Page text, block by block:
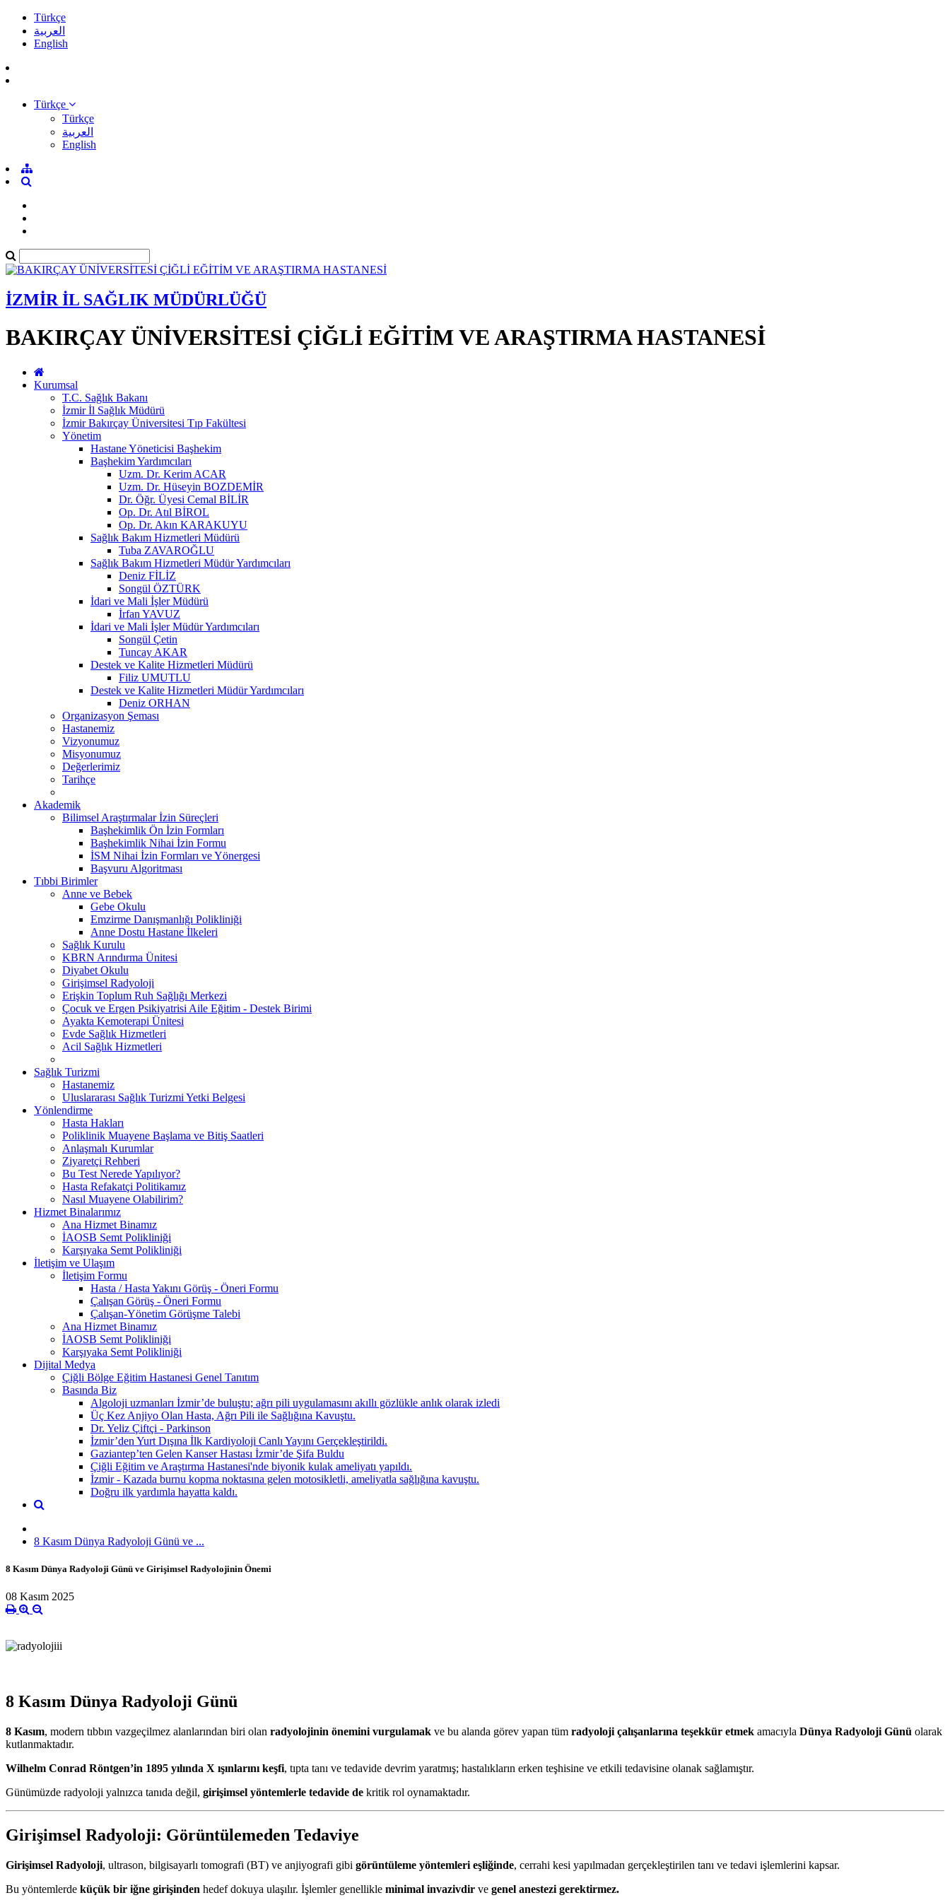
Türkçe
العربية
English
Türkçe
Türkçe
العربية
English
İZMİR İL SAĞLIK MÜDÜRLÜĞÜ
BAKIRÇAY ÜNİVERSİTESİ ÇİĞLİ EĞİTİM VE ARAŞTIRMA HASTANESİ
Kurumsal
T.C. Sağlık Bakanı
İzmir İl Sağlık Müdürü
İzmir Bakırçay Üniversitesi Tıp Fakültesi
Yönetim
Hastane Yöneticisi Başhekim
Başhekim Yardımcıları
Uzm. Dr. Kerim ACAR
Uzm. Dr. Hüseyin BOZDEMİR
Dr. Öğr. Üyesi Cemal BİLİR
Op. Dr. Atıl BİROL
Op. Dr. Akın KARAKUYU
Sağlık Bakım Hizmetleri Müdürü
Tuba ZAVAROĞLU
Sağlık Bakım Hizmetleri Müdür Yardımcıları
Deniz FİLİZ
Songül ÖZTÜRK
İdari ve Mali İşler Müdürü
İrfan YAVUZ
İdari ve Mali İşler Müdür Yardımcıları
Songül Çetin
Tuncay AKAR
Destek ve Kalite Hizmetleri Müdürü
Filiz UMUTLU
Destek ve Kalite Hizmetleri Müdür Yardımcıları
Deniz ORHAN
Organizasyon Şeması
Hastanemiz
Vizyonumuz
Misyonumuz
Değerlerimiz
Tarihçe
Akademik
Bilimsel Araştırmalar İzin Süreçleri
Başhekimlik Ön İzin Formları
Başhekimlik Nihai İzin Formu
İSM Nihai İzin Formları ve Yönergesi
Başvuru Algoritması
Tıbbi Birimler
Anne ve Bebek
Gebe Okulu
Emzirme Danışmanlığı Polikliniği
Anne Dostu Hastane İlkeleri
Sağlık Kurulu
KBRN Arındırma Ünitesi
Diyabet Okulu
Girişimsel Radyoloji
Erişkin Toplum Ruh Sağlığı Merkezi
Çocuk ve Ergen Psikiyatrisi Aile Eğitim - Destek Birimi
Ayakta Kemoterapi Ünitesi
Evde Sağlık Hizmetleri
Acil Sağlık Hizmetleri
Sağlık Turizmi
Hastanemiz
Uluslararası Sağlık Turizmi Yetki Belgesi
Yönlendirme
Hasta Hakları
Poliklinik Muayene Başlama ve Bitiş Saatleri
Anlaşmalı Kurumlar
Ziyaretçi Rehberi
Bu Test Nerede Yapılıyor?
Hasta Refakatçi Politikamız
Nasıl Muayene Olabilirim?
Hizmet Binalarımız
Ana Hizmet Binamız
İAOSB Semt Polikliniği
Karşıyaka Semt Polikliniği
İletişim ve Ulaşım
İletişim Formu
Hasta / Hasta Yakını Görüş - Öneri Formu
Çalışan Görüş - Öneri Formu
Çalışan-Yönetim Görüşme Talebi
Ana Hizmet Binamız
İAOSB Semt Polikliniği
Karşıyaka Semt Polikliniği
Dijital Medya
Çiğli Bölge Eğitim Hastanesi Genel Tanıtım
Basında Biz
Algoloji uzmanları İzmir’de buluştu; ağrı pili uygulamasını akıllı gözlükle anlık olarak izledi
Üç Kez Anjiyo Olan Hasta, Ağrı Pili ile Sağlığına Kavuştu.
Dr. Yeliz Çiftçi - Parkinson
İzmir’den Yurt Dışına İlk Kardiyoloji Canlı Yayını Gerçekleştirildi.
Gaziantep’ten Gelen Kanser Hastası İzmir’de Şifa Buldu
Çiğli Eğitim ve Araştırma Hastanesi'nde biyonik kulak ameliyatı yapıldı.
İzmir - Kazada burnu kopma noktasına gelen motosikletli, ameliyatla sağlığına kavuştu.
Doğru ilk yardımla hayatta kaldı.
8 Kasım Dünya Radyoloji Günü ve ...
8 Kasım Dünya Radyoloji Günü ve Girişimsel Radyolojinin Önemi
08 Kasım 2025
8 Kasım Dünya Radyoloji Günü
8 Kasım, modern tıbbın vazgeçilmez alanlarından biri olan radyolojinin önemini vurgulamak ve bu alanda görev yapan tüm radyoloji çalışanlarına teşekkür etmek amacıyla Dünya Radyoloji Günü olarak
kutlanmaktadır.
Wilhelm Conrad Röntgen’in 1895 yılında X ışınlarını keşfi, tıpta tanı ve tedavide devrim yaratmış; hastalıkların erken teşhisine ve etkili tedavisine olanak sağlamıştır.
Günümüzde radyoloji yalnızca tanıda değil, girişimsel yöntemlerle tedavide de kritik rol oynamaktadır.
Girişimsel Radyoloji: Görüntülemeden Tedaviye
Girişimsel Radyoloji, ultrason, bilgisayarlı tomografi (BT) ve anjiyografi gibi görüntüleme yöntemleri eşliğinde, cerrahi kesi yapılmadan gerçekleştirilen tanı ve tedavi işlemlerini kapsar.
Bu yöntemlerde küçük bir iğne girişinden hedef dokuya ulaşılır. İşlemler genellikle minimal invazivdir ve genel anestezi gerektirmez.